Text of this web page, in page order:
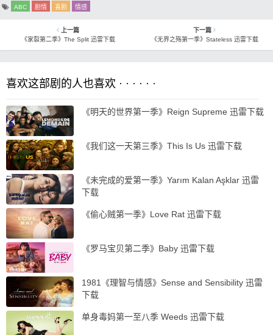
ABC 剧情 喜剧 情感
上一篇
《家裂第二季》The Split 迅雷下载
下一篇
《无界之殇第一季》Stateless 迅雷下载
喜欢这部剧的人也喜欢 · · · · · ·
《明天的世界第一季》Reign Supreme 迅雷下载
《我们这一天第三季》This Is Us 迅雷下载
《未完成的爱第一季》Yarım Kalan Aşklar 迅雷
下载
《偷心贼第一季》Love Rat 迅雷下载
《罗马宝贝第二季》Baby 迅雷下载
1981《理智与情感》Sense and Sensibility 迅雷
下载
单身毒妈第一至八季 Weeds 迅雷下载